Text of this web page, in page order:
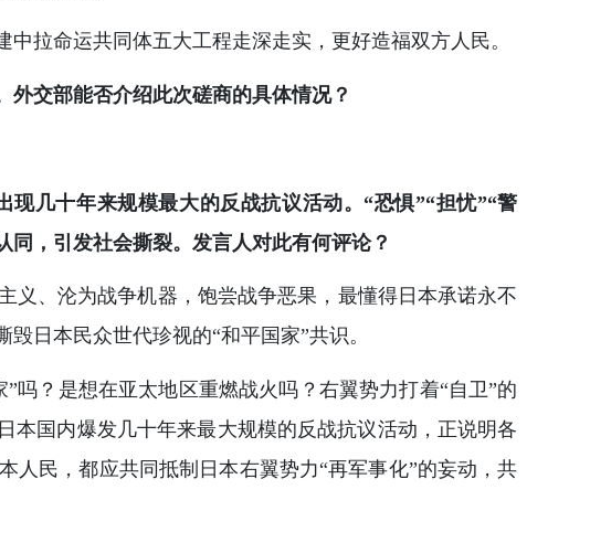
拉命运共同体五大工程走深走实，更好造福双方人民。
交部能否介绍此次磋商的具体情况？
几十年来规模最大的反战抗议活动。“恐惧”“担忧”“警
，引发社会撕裂。发言人对此有何评论？
义、沦为战争机器，饱尝战争恶果，最懂得日本承诺永不
日本民众世代珍视的“和平国家”共识。
吗？是想在亚太地区重燃战火吗？右翼势力打着“自卫”的
本国内爆发几十年来最大规模的反战抗议活动，正说明各
人民，都应共同抵制日本右翼势力“再军事化”的妄动，共